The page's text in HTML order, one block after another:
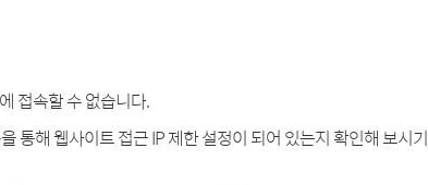
접속할 수 없습니다.
통해 웹사이트 접근 IP 제한 설정이 되어 있는지 확인해 보시기